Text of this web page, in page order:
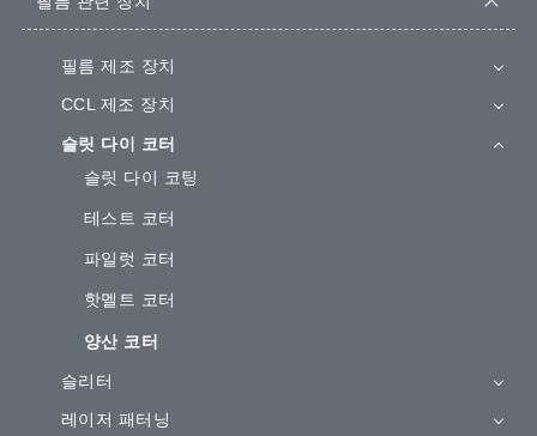
필름 제조 장치
CCL 제조 장치
슬릿 다이 코터
슬릿 다이 코팅
테스트 코터
파일럿 코터
핫멜트 코터
양산 코터
슬리터
레이저 패터닝